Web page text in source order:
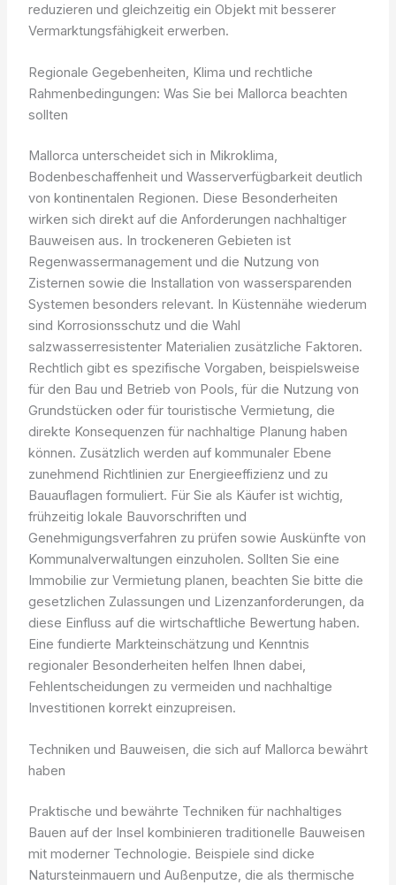
reduzieren und gleichzeitig ein Objekt mit besserer
Vermarktungsfähigkeit erwerben.
Regionale Gegebenheiten, Klima und rechtliche
Rahmenbedingungen: Was Sie bei Mallorca beachten
sollten
Mallorca unterscheidet sich in Mikroklima,
Bodenbeschaffenheit und Wasserverfügbarkeit deutlich
von kontinentalen Regionen. Diese Besonderheiten
wirken sich direkt auf die Anforderungen nachhaltiger
Bauweisen aus. In trockeneren Gebieten ist
Regenwassermanagement und die Nutzung von
Zisternen sowie die Installation von wassersparenden
Systemen besonders relevant. In Küstennähe wiederum
sind Korrosionsschutz und die Wahl
salzwasserresistenter Materialien zusätzliche Faktoren.
Rechtlich gibt es spezifische Vorgaben, beispielsweise
für den Bau und Betrieb von Pools, für die Nutzung von
Grundstücken oder für touristische Vermietung, die
direkte Konsequenzen für nachhaltige Planung haben
können. Zusätzlich werden auf kommunaler Ebene
zunehmend Richtlinien zur Energieeffizienz und zu
Bauauflagen formuliert. Für Sie als Käufer ist wichtig,
frühzeitig lokale Bauvorschriften und
Genehmigungsverfahren zu prüfen sowie Auskünfte von
Kommunalverwaltungen einzuholen. Sollten Sie eine
Immobilie zur Vermietung planen, beachten Sie bitte die
gesetzlichen Zulassungen und Lizenzanforderungen, da
diese Einfluss auf die wirtschaftliche Bewertung haben.
Eine fundierte Markteinschätzung und Kenntnis
regionaler Besonderheiten helfen Ihnen dabei,
Fehlentscheidungen zu vermeiden und nachhaltige
Investitionen korrekt einzupreisen.
Techniken und Bauweisen, die sich auf Mallorca bewährt
haben
Praktische und bewährte Techniken für nachhaltiges
Bauen auf der Insel kombinieren traditionelle Bauweisen
mit moderner Technologie. Beispiele sind dicke
Natursteinmauern und Außenputze, die als thermische